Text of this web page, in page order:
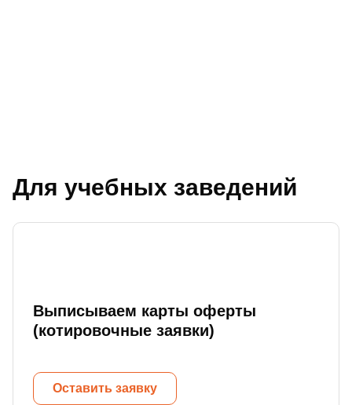
Для учебных заведений
Выписываем карты оферты
(котировочные заявки)
Оставить заявку